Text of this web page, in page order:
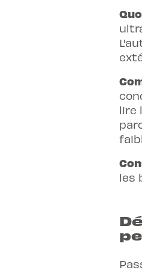
lire
les